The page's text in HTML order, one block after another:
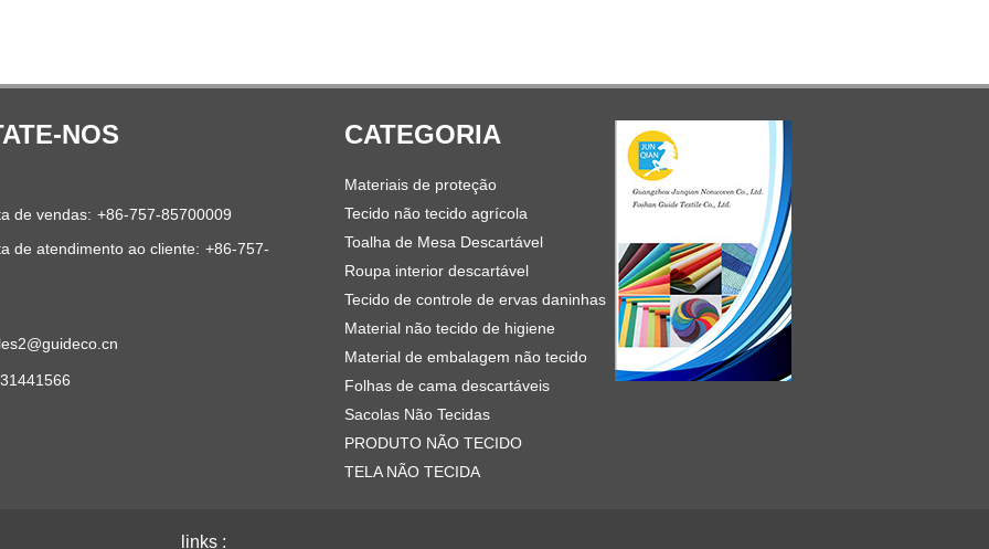
NOS
de vendas: +86-757-85700009
de atendimento ao cliente: +86-757-
CATEGORIA
Materiais de proteção
Tecido não tecido agrícola
Toalha de Mesa Descartável
Roupa interior descartável
Tecido de controle de ervas daninhas
Material não tecido de higiene
Material de embalagem não tecido
Folhas de cama descartáveis
Sacolas Não Tecidas
PRODUTO NÃO TECIDO
TELA NÃO TECIDA
links :